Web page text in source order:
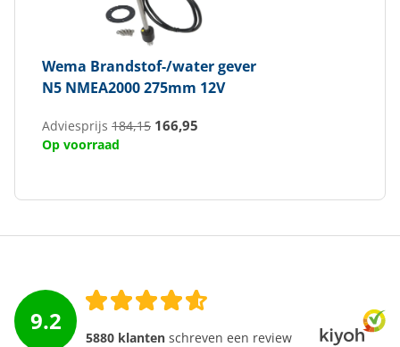
Wema Brandstof-/water gever
N5 NMEA2000 275mm 12V
Adviesprijs 184,15 166,95
Op voorraad
9.2
5880 klanten schreven een review